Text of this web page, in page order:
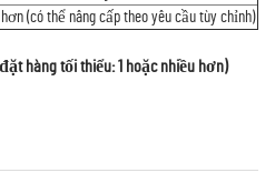
hơn (có thể nâng cấp theo yêu cầu tùy chỉnh)
hàng tối thiểu: 1 hoặc nhiều hơn)